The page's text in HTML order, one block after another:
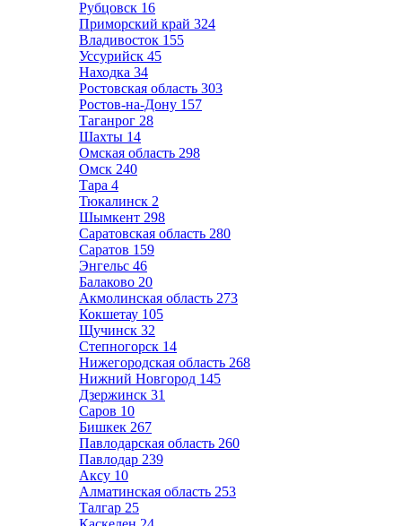
Рубцовск 16
Приморский край 324
Владивосток 155
Уссурийск 45
Находка 34
Ростовская область 303
Ростов-на-Дону 157
Таганрог 28
Шахты 14
Омская область 298
Омск 240
Тара 4
Тюкалинск 2
Шымкент 298
Саратовская область 280
Саратов 159
Энгельс 46
Балаково 20
Акмолинская область 273
Кокшетау 105
Щучинск 32
Степногорск 14
Нижегородская область 268
Нижний Новгород 145
Дзержинск 31
Саров 10
Бишкек 267
Павлодарская область 260
Павлодар 239
Аксу 10
Алматинская область 253
Талгар 25